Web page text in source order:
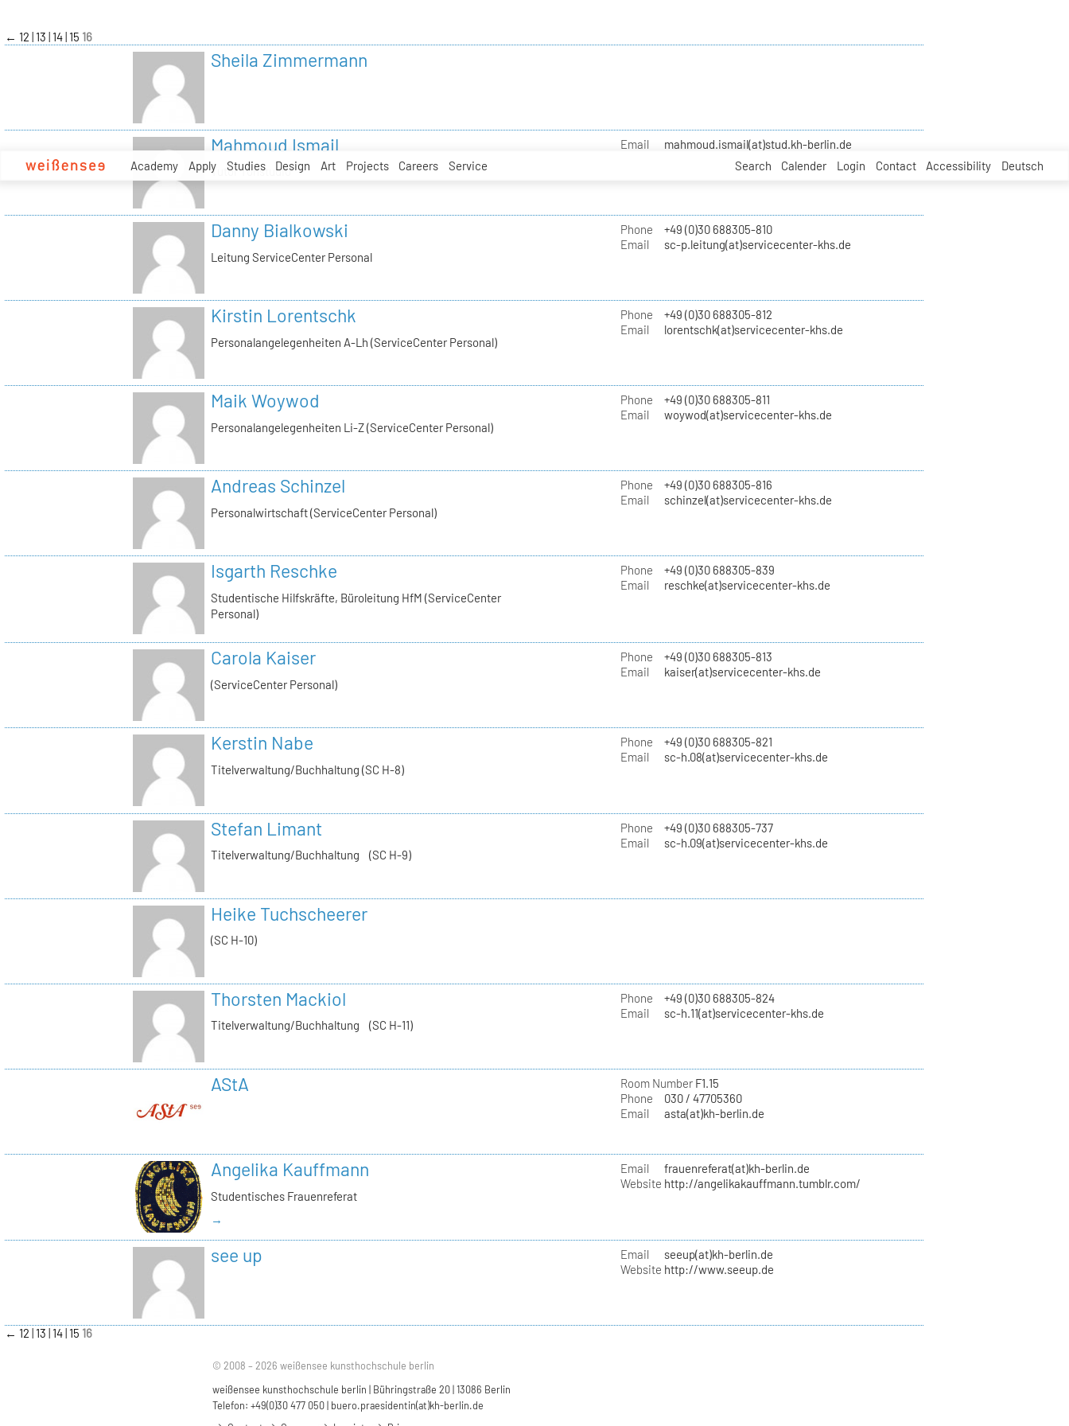
Academy Apply Studies Design Art Projects Careers Service Search Calender Login Contact Accessibility Deutsch
← 12 13 14 15 16
Sheila Zimmermann
Mahmoud Ismail
Tutor Tonstudio
Email mahmoud.ismail(at)stud.kh-berlin.de
Danny Bialkowski
Leitung ServiceCenter Personal
Phone
+49 (0)30 688305-810
Email
sc-p.leitung(at)servicecenter-khs.de
Kirstin Lorentschk
Personalangelegenheiten A-Lh (ServiceCenter Personal)
Phone
+49 (0)30 688305-812
Email
lorentschk(at)servicecenter-khs.de
Maik Woywod
Personalangelegenheiten Li-Z (ServiceCenter Personal)
Phone
+49 (0)30 688305-811
Email
woywod(at)servicecenter-khs.de
Andreas Schinzel
Personalwirtschaft (ServiceCenter Personal)
Phone
+49 (0)30 688305-816
Email
schinzel(at)servicecenter-khs.de
Isgarth Reschke
Studentische Hilfskräfte, Büroleitung HfM (ServiceCenter
Personal)
Phone
+49 (0)30 688305-839
Email
reschke(at)servicecenter-khs.de
Carola Kaiser
(ServiceCenter Personal)
Phone
+49 (0)30 688305-813
Email
kaiser(at)servicecenter-khs.de
Kerstin Nabe
Titelverwaltung/Buchhaltung (SC H-8)
Phone
+49 (0)30 688305-821
Email
sc-h.08(at)servicecenter-khs.de
Stefan Limant
Titelverwaltung/Buchhaltung (SC H-9)
Phone
+49 (0)30 688305-737
Email
sc-h.09(at)servicecenter-khs.de
Heike Tuchscheerer
(SC H-10)
Thorsten Mackiol
Titelverwaltung/Buchhaltung (SC H-11)
Phone
+49 (0)30 688305-824
Email
sc-h.11(at)servicecenter-khs.de
AStA Room NumberF1.15
Phone
030 / 47705360
Email
asta(at)kh-berlin.de
Angelika Kauffmann
Studentisches Frauenreferat
→
Email
frauenreferat(at)kh-berlin.de
Website http://angelikakauffmann.tumblr.com/
see up Email
seeup(at)kh-berlin.de
Website http://www.seeup.de
← 12 13 14 15 16
© 2008 – 2026 weißensee kunsthochschule berlin
weißensee kunsthochschule berlin | Bühringstraße 20 | 13086 Berlin
Telefon: +49(0)30 477 050 | buero.praesidentin(at)kh-berlin.de